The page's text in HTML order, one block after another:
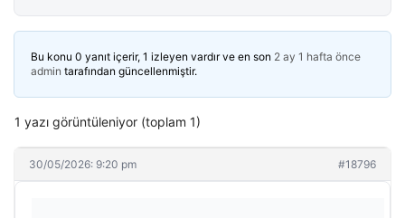
Bu konu 0 yanıt içerir, 1 izleyen vardır ve en son 2 ay 1 hafta önce
admin tarafından güncellenmiştir.
1 yazı görüntüleniyor (toplam 1)
30/05/2026: 9:20 pm #18796